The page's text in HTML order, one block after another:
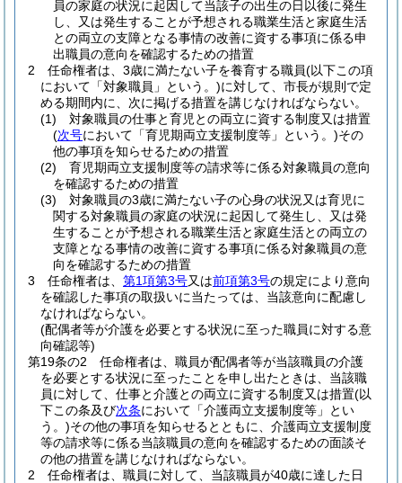
員の家庭の状況に起因して当該子の出生の日以後に発生
し、又は発生することが予想される職業生活と家庭生活
との両立の支障となる事情の改善に資する事項に係る申
出職員の意向を確認するための措置
2
任命権者は、3歳に満たない子を養育する職員(以下この項
において「対象職員」という。)に対して、市長が規則で定
める期間内に、次に掲げる措置を講じなければならない。
(1)
対象職員の仕事と育児との両立に資する制度又は措置
(次号において「育児期両立支援制度等」という。)その
他の事項を知らせるための措置
(2)
育児期両立支援制度等の請求等に係る対象職員の意向
を確認するための措置
(3)
対象職員の3歳に満たない子の心身の状況又は育児に
関する対象職員の家庭の状況に起因して発生し、又は発
生することが予想される職業生活と家庭生活との両立の
支障となる事情の改善に資する事項に係る対象職員の意
向を確認するための措置
3
任命権者は、 第1項第3号又は前項第3号の規定により意向
を確認した事項の取扱いに当たっては、当該意向に配慮し
なければならない。
(配偶者等が介護を必要とする状況に至った職員に対する意
向確認等)
第19条の2
任命権者は、職員が配偶者等が当該職員の介護
を必要とする状況に至ったことを申し出たときは、当該職
員に対して、仕事と介護との両立に資する制度又は措置(以
下この条及び次条において「介護両立支援制度等」とい
う。)その他の事項を知らせるとともに、介護両立支援制度
等の請求等に係る当該職員の意向を確認するための面談そ
の他の措置を講じなければならない。
2
任命権者は、職員に対して、当該職員が40歳に達した日